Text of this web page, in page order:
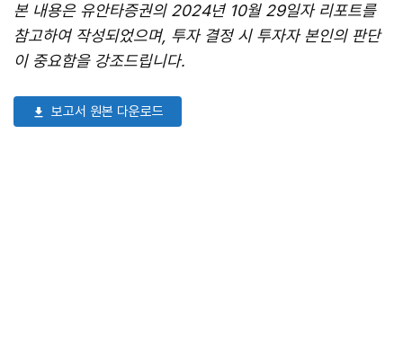
본 내용은 유안타증권의 2024년 10월 29일자 리포트를
참고하여 작성되었으며, 투자 결정 시 투자자 본인의 판단
이 중요함을 강조드립니다.
보고서 원본 다운로드